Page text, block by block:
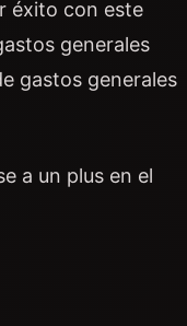
éxito con este
generales
gastos generales
a un plus en el